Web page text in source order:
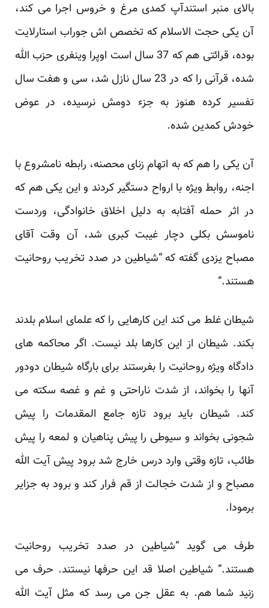
بالای منبر استندآپ کمدی مرغ و خروس اجرا می کند،
آن یکی حجت الاسلام که تخصص اش جوراب استارلایت
بوده، قرائتی هم که 37 سال است اوپرا وینفری حزب الله
شده، قرآنی را که در 23 سال نازل شد، سی و هفت سال
تفسیر کرده هنوز به جزء دومش نرسیده، در عوض
خودش کمدین شده.
آن یکی را هم که به اتهام زنای محصنه، رابطه نامشروع با
اجنه، روابط ویژه با ارواح دستگیر کردند و این یکی هم که
در اثر حمله آفتابه به دلیل اخلاق خانوادگی، وردست
ناموسش بکلی دچار غیبت کبری شد، آن وقت آقای
مصباح یزدی گفته که “شیاطین در صدد تخریب روحانیت
هستند.”
شیطان غلط می کند این کارهایی را که علمای اسلام بلدند
بکند. شیطان از این کارها بلد نیست. اگر محاکمه های
دادگاه ویژه روحانیت را بفرستند برای بارگاه شیطان دودور
آنها را بخواند، از شدت ناراحتی و غم و غصه سکته می
کند. شیطان باید برود تازه جامع المقدمات را پیش
شجونی بخواند و سیوطی را پیش پناهیان و لمعه را پیش
طائب، تازه وقتی وارد درس خارج شد برود پیش آیت الله
مصباح و از شدت خجالت از قم فرار کند و برود به جزایر
برمودا.
طرف می گوید “شیاطین در صدد تخریب روحانیت
هستند.” شیاطین اصلا قد این حرفها نیستند. حرف می
زنید شما هم. به عقل جن می رسد که مثل آیت الله